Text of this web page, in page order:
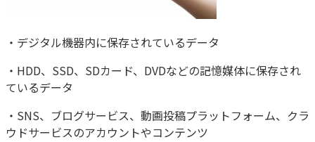
・デジタル機器内に保存されているデータ
・HDD、SSD、SDカード、DVDなどの記憶媒体に保存され
ているデータ
・SNS、ブログサービス、動画投稿プラットフォーム、クラ
ウドサービスのアカウントやコンテンツ